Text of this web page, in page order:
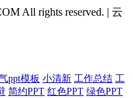
All rights reserved. | 云
ppt模板 小清新 工作总结 工
简约PPT 红色PPT 绿色PPT